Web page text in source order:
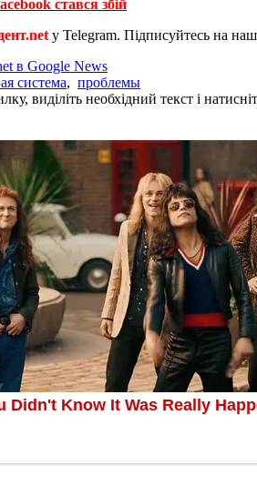
стався збій
у Telegram. Підписуйтесь на
в Google News
система, проблемы
виділіть необхідний текст і